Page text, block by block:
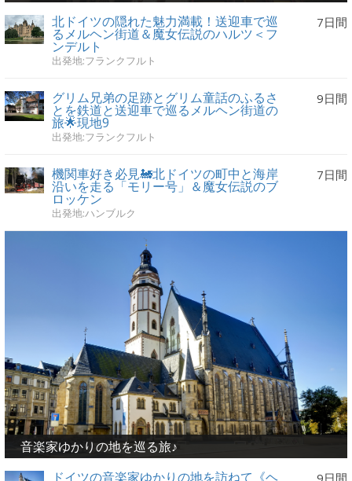
北ドイツの隠れた魅力満載！送迎車で巡
るメルヘン街道＆魔女伝説のハルツ＜フ
ンデルト
出発地:フランクフルト
7日間
グリム兄弟の足跡とグリム童話のふるさ
とを鉄道と送迎車で巡るメルヘン街道の
旅🌟現地9
出発地:フランクフルト
9日間
機関車好き必見🚂北ドイツの町中と海岸
沿いを走る「モリー号」＆魔女伝説のブ
ロッケン
出発地:ハンブルク
7日間
音楽家ゆかりの地を巡る旅♪
ドイツの音楽家ゆかりの地を訪ねて《ヘ
9日間